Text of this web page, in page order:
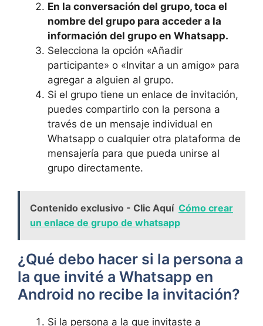
En la conversación del grupo, toca el
nombre del grupo para acceder a la
información del grupo en Whatsapp.
Selecciona la opción «Añadir
participante» o «Invitar a un amigo» para
agregar a alguien al grupo.
Si el grupo tiene un enlace de invitación,
puedes compartirlo con la persona a
través de un mensaje individual en
Whatsapp o cualquier otra plataforma de
mensajería para que pueda unirse al
grupo directamente.
Contenido exclusivo - Clic Aquí Cómo crear
un enlace de grupo de whatsapp
¿Qué debo hacer si la persona a
la que invité a Whatsapp en
Android no recibe la invitación?
Si la persona a la que invitaste a